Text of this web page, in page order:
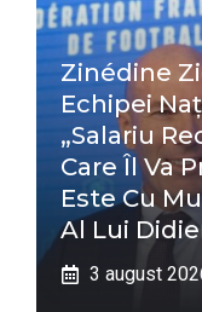
Zinédine
Echipei
„salariu
Care Îl Va
Este Cu
Al Lui
3 august